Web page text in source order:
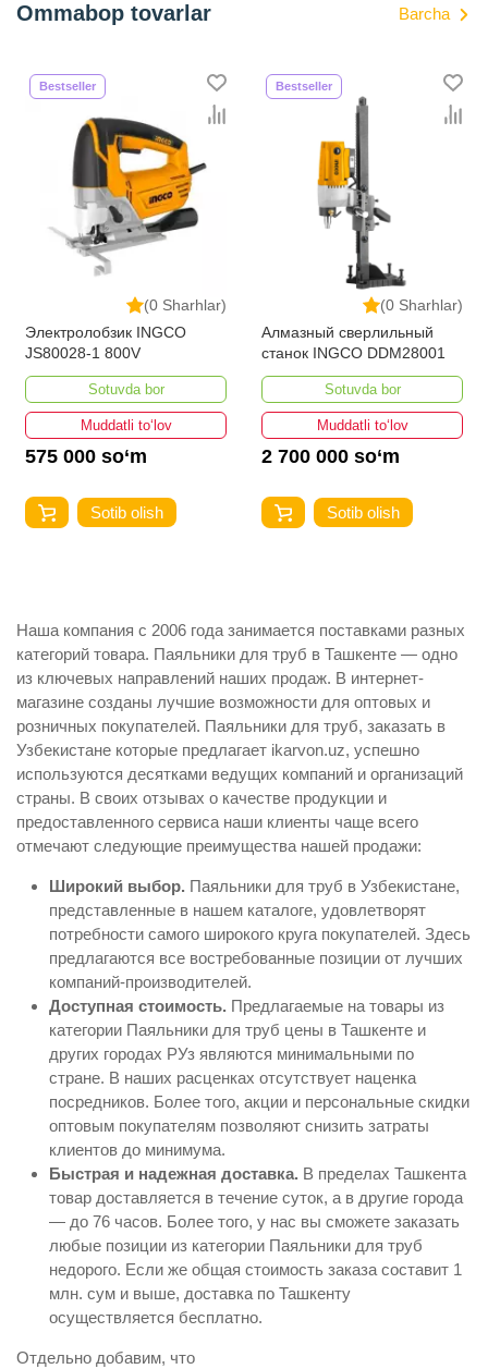
Ommabop tovarlar Barcha
(0 Sharhlar)
Bestseller
Электролобзик INGCO
JS80028-1 800V
Sotuvda bor
Muddatli to‘lov
575 000 so‘m
Sotib olish
(0 Sharhlar)
Bestseller
Алмазный сверлильный
станок INGCO DDM28001
Sotuvda bor
Muddatli to‘lov
2 700 000 so‘m
Sotib olish
Наша компания с 2006 года занимается поставками разных
категорий товара. Паяльники для труб в Ташкенте — одно
из ключевых направлений наших продаж. В интернет-
магазине созданы лучшие возможности для оптовых и
розничных покупателей. Паяльники для труб, заказать в
Узбекистане которые предлагает ikarvon.uz, успешно
используются десятками ведущих компаний и организаций
страны. В своих отзывах о качестве продукции и
предоставленного сервиса наши клиенты чаще всего
отмечают следующие преимущества нашей продажи:
Широкий выбор. Паяльники для труб в Узбекистане,
представленные в нашем каталоге, удовлетворят
потребности самого широкого круга покупателей. Здесь
предлагаются все востребованные позиции от лучших
компаний-производителей.
Доступная стоимость. Предлагаемые на товары из
категории Паяльники для труб цены в Ташкенте и
других городах РУз являются минимальными по
стране. В наших расценках отсутствует наценка
посредников. Более того, акции и персональные скидки
оптовым покупателям позволяют снизить затраты
клиентов до минимума.
Быстрая и надежная доставка. В пределах Ташкента
товар доставляется в течение суток, а в другие города
— до 76 часов. Более того, у нас вы сможете заказать
любые позиции из категории Паяльники для труб
недорого. Если же общая стоимость заказа составит 1
млн. сум и выше, доставка по Ташкенту
осуществляется бесплатно.
Отдельно добавим, что